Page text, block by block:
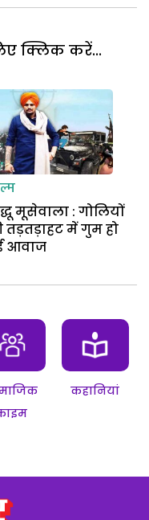
क्लिक करें...
मूसेवाला : गोलियों
तड़तड़ाहट में गुम हो
आवाज
कहानियां